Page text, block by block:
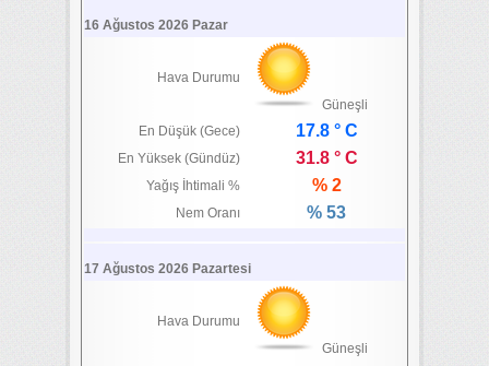
16 Ağustos 2026 Pazar
Hava Durumu
Güneşli
En Düşük (Gece)
17.8 ° C
En Yüksek (Gündüz) 31.8 ° C
Yağış İhtimali % % 2
Nem Oranı % 53
17 Ağustos 2026 Pazartesi
Hava Durumu
Güneşli